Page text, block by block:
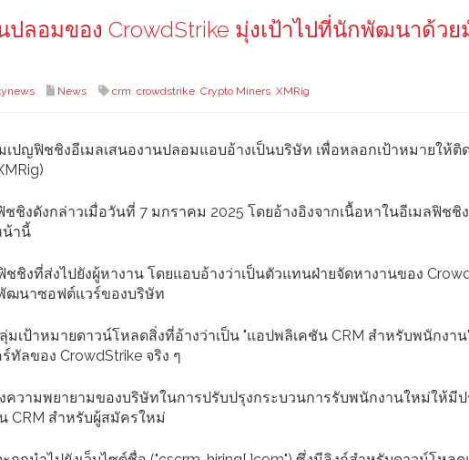
ปลอมของ CrowdStrike มุ่งเป้าไปที่นักพัฒนาด้ว
News crm, crowdstrike, Crypto Miners, XMRig
เปญฟิชชิงอีเมลเสนองานปลอมแอบอ้างเป็นบริษัท เพื่อหลอกเป้าหมายให้
ชิงดังกล่าวเมื่อวันที่ 7 มกราคม 2025 โดยอ้างอิงจากเนื้อหาในอีเมลฟิช
น้านี้
ชชิงที่ส่งไปยังผู้หางาน โดยแอบอ้างว่าเป็นตัวแทนฝ่ายจัดหางานของ
ฒนาซอฟต์แวร์ของบริษัท
มเป้าหมายดาวน์โหลดสิ่งที่อ้างว่าเป็น "แอปพลิเคชัน CRM สำหรับพนักงาน
ทัลของ CrowdStrike จริง ๆ
ความพยายามของบริษัทในการปรับปรุงกระบวนการรับพนักงานใหม่ให้
CRM สำหรับผู้สมัครใหม่